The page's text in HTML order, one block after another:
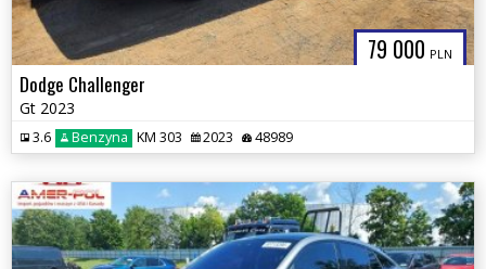
79 000 PLN
Dodge Challenger
Gt 2023
3.6 Benzyna KM 303 2023 48989